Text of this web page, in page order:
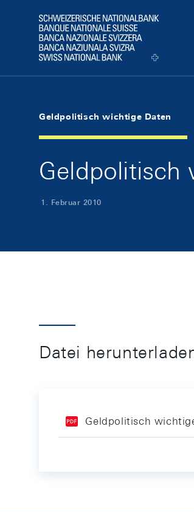
Logo
Geldpolitisch wichtige Daten
Geldpolitisch
1. Februar 2010
Datei
Geldpolitisch